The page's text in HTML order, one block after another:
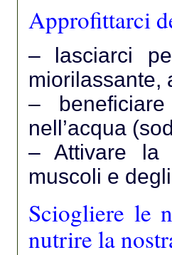
Approfittarci
– lasciarci
miorilassante,
–
nell’acqua
– Attivare la
muscoli e
Sciogliere le
nutrire la